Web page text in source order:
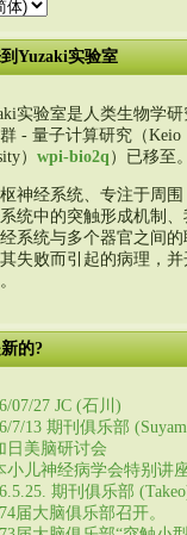
Yuzaki实验室
实验室是人类生物学
- 量子计算研究（Keio
） wpi-bio2q ）已移至。
神经系统、专注于周围
统中的突触形成机制
系统与多个器官之间的
失败而引起的病理，并
的?
07/27 JC (石川)
7/13 期刊俱乐部
日美脑研讨会
小儿神经病学会特别讲
期刊俱乐部
届大脑俱乐部召开。